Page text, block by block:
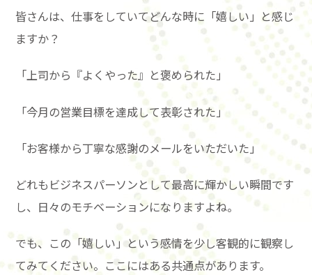
皆さんは、仕事をしていてどんな時に「嬉しい」と感じ
ますか？
「上司から『よくやった』と褒められた」
「今月の営業目標を達成して表彰された」
「お客様から丁寧な感謝のメールをいただいた」
どれもビジネスパーソンとして最高に輝かしい瞬間です
し、日々のモチベーションになりますよね。
でも、この「嬉しい」という感情を少し客観的に観察し
てみてください。ここにはある共通点があります。